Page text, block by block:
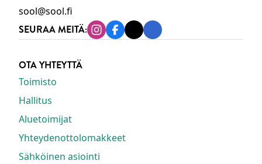
sool@sool.fi
SEURAA MEITÄ: Instagram
Facebook
TiktokLinkedin
OTA YHTEYTTÄ
Toimisto
Hallitus
Aluetoimijat
Yhteydenottolomakkeet
Sähköinen asiointi